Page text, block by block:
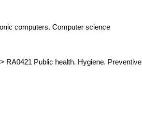
computers. Computer science
> RA0421 Public health. Hygiene. Preventive